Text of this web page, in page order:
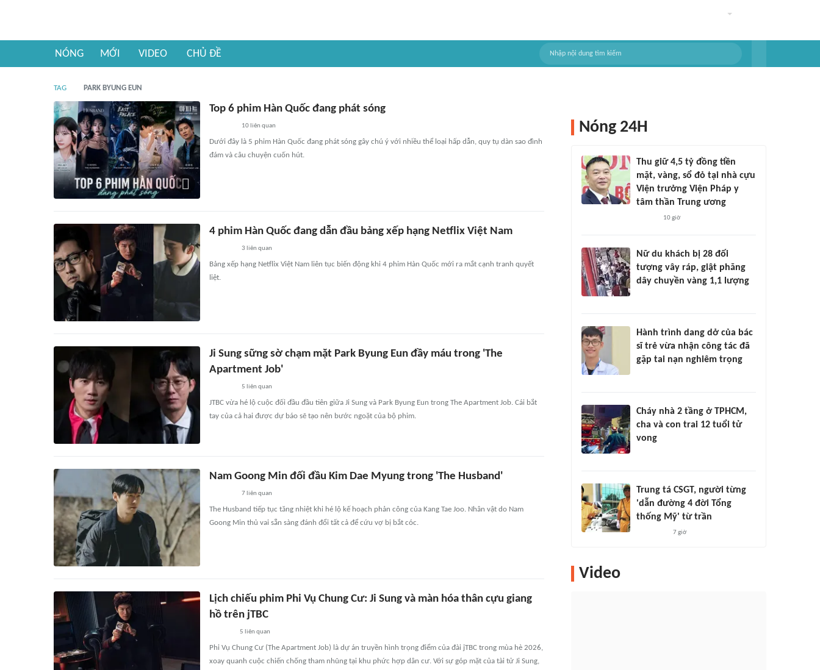
NÓNG MỚI VIDEO CHỦ ĐỀ
TAG PARK BYUNG EUN
Top 6 phim Hàn Quốc đang phát sóng
10liên quan
Dưới đây là 5 phim Hàn Quốc đang phát sóng gây chú ý với nhiều thể loại hấp dẫn, quy tụ dàn sao đình
đám và câu chuyện cuốn hút.
4 phim Hàn Quốc đang dẫn đầu bảng xếp hạng Netflix Việt Nam
3 liên quan
Bảng xếp hạng Netflix Việt Nam liên tục biến động khi 4 phim Hàn Quốc mới ra mắt cạnh tranh quyết
liệt.
Ji Sung sững sờ chạm mặt Park Byung Eun đầy máu trong 'The
Apartment Job'
5 liên quan
JTBC vừa hé lộ cuộc đối đầu đầu tiên giữa Ji Sung và Park Byung Eun trong The Apartment Job. Cái bắt
tay của cả hai được dự báo sẽ tạo nên bước ngoặt của bộ phim.
Nam Goong Min đối đầu Kim Dae Myung trong 'The Husband'
7liên quan
The Husband tiếp tục tăng nhiệt khi hé lộ kế hoạch phản công của Kang Tae Joo. Nhân vật do Nam
Goong Min thủ vai sẵn sàng đánh đổi tất cả để cứu vợ bị bắt cóc.
Lịch chiếu phim Phi Vụ Chung Cư: Ji Sung và màn hóa thân cựu giang
hồ trên jTBC
5 liên quan
Phi Vụ Chung Cư (The Apartment Job) là dự án truyền hình trọng điểm của đài jTBC trong mùa hè 2026,
xoay quanh cuộc chiến chống tham nhũng tại khu phức hợp dân cư. Với sự góp mặt của tài tử Ji Sung,
Nóng 24H
Thu giữ 4,5 tỷ đồng tiền
mặt, vàng, sổ đỏ tại nhà cựu
Viện trưởng Viện Pháp y
tâm thần Trung ương
10 giờ
Nữ du khách bị 28 đối
tượng vây ráp, giật phăng
dây chuyền vàng 1,1 lượng
Hành trình dang dở của bác
sĩ trẻ vừa nhận công tác đã
gặp tai nạn nghiêm trọng
Cháy nhà 2 tầng ở TPHCM,
cha và con trai 12 tuổi tử
vong
Trung tá CSGT, người từng
'dẫn đường 4 đời Tổng
thống Mỹ' từ trần
7 giờ
Video